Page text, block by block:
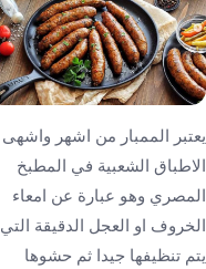
يعتبر الممبار من اشهر واشهى
الاطباق الشعبية في المطبخ
المصري وهو عبارة عن امعاء
الخروف او العجل الدقيقة التي
يتم تنظيفها جيدا ثم حشوها